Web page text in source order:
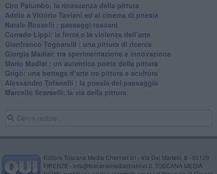
​Ciro Palumbo: la rinascenza della pittura
​Addio a Vittorio Taviani ed al cinema di poesia
​Natale Rosselli : paesaggi toscani
​Corrado Lippi: la forza e la violenza dell’arte
Gianfranco Tognarelli : una pittura di ricerca
Giorgia Madiai: tra sperimentazione e innovazione
Mario Madiai : un autentico poeta della pittura
Grigò: una bottega d’arte tra pittura e scultura
Alessandro Tofanelli : la poesia del paesaggio
​Marcello Scarselli: la via della pittura
Editore Toscana Media Channel srl - Via Dei Martelli, 8 - 50129
FIRENZE - info@toscanamediachannel.it. TOSCANA MEDIA